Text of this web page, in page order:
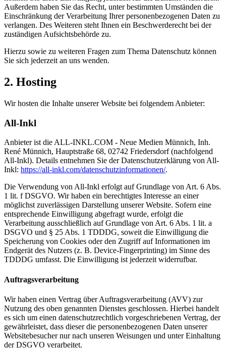
Außerdem haben Sie das Recht, unter bestimmten Umständen die
Einschränkung der Verarbeitung Ihrer personenbezogenen Daten zu
verlangen. Des Weiteren steht Ihnen ein Beschwerderecht bei der
zuständigen Aufsichtsbehörde zu.
Hierzu sowie zu weiteren Fragen zum Thema Datenschutz können
Sie sich jederzeit an uns wenden.
2. Hosting
Wir hosten die Inhalte unserer Website bei folgendem Anbieter:
All-Inkl
Anbieter ist die ALL-INKL.COM - Neue Medien Münnich, Inh.
René Münnich, Hauptstraße 68, 02742 Friedersdorf (nachfolgend
All-Inkl). Details entnehmen Sie der Datenschutzerklärung von All-
Inkl: https://all-inkl.com/datenschutzinformationen/.
Die Verwendung von All-Inkl erfolgt auf Grundlage von Art. 6 Abs.
1 lit. f DSGVO. Wir haben ein berechtigtes Interesse an einer
möglichst zuverlässigen Darstellung unserer Website. Sofern eine
entsprechende Einwilligung abgefragt wurde, erfolgt die
Verarbeitung ausschließlich auf Grundlage von Art. 6 Abs. 1 lit. a
DSGVO und § 25 Abs. 1 TDDDG, soweit die Einwilligung die
Speicherung von Cookies oder den Zugriff auf Informationen im
Endgerät des Nutzers (z. B. Device-Fingerprinting) im Sinne des
TDDDG umfasst. Die Einwilligung ist jederzeit widerrufbar.
Auftragsverarbeitung
Wir haben einen Vertrag über Auftragsverarbeitung (AVV) zur
Nutzung des oben genannten Dienstes geschlossen. Hierbei handelt
es sich um einen datenschutzrechtlich vorgeschriebenen Vertrag, der
gewährleistet, dass dieser die personenbezogenen Daten unserer
Websitebesucher nur nach unseren Weisungen und unter Einhaltung
der DSGVO verarbeitet.